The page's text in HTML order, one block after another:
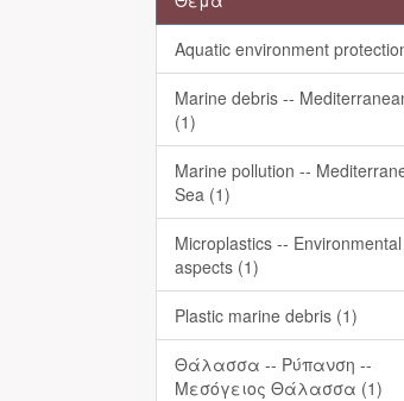
Aquatic environment
Marine debris --
(1)
Marine pollution --
Sea (1)
Microplastics -- Environmental
aspects (1)
Plastic marine debris (1)
Θάλασσα -- Ρύπανση --
Μεσόγειος Θάλασσα (1)